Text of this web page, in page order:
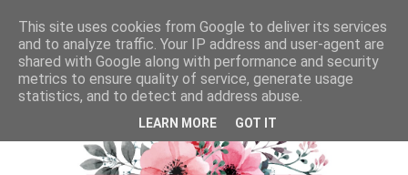
This site uses cookies from Google to deliver its services
and to analyze traffic. Your IP address and user-agent are
shared with Google along with performance and security
metrics to ensure quality of service, generate usage
statistics, and to detect and address abuse.
LEARN MORE GOT IT